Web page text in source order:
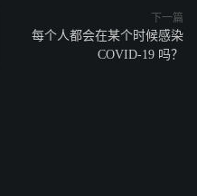
下一篇
每个人都会在某个时候感染
COVID-19 吗？